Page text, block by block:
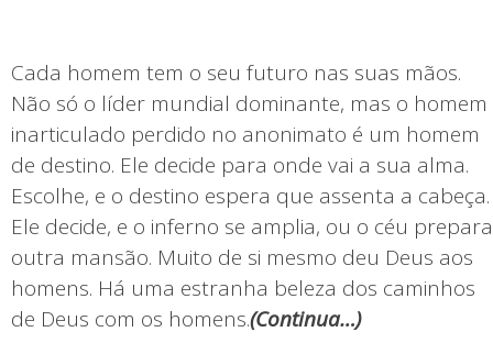
Cada homem tem o seu futuro nas suas mãos.
Não só o líder mundial dominante, mas o homem
inarticulado perdido no anonimato é um homem
de destino. Ele decide para onde vai a sua alma.
Escolhe, e o destino espera que assenta a cabeça.
Ele decide, e o inferno se amplia, ou o céu prepara
outra mansão. Muito de si mesmo deu Deus aos
homens. Há uma estranha beleza dos caminhos
de Deus com os homens.(Continua…)